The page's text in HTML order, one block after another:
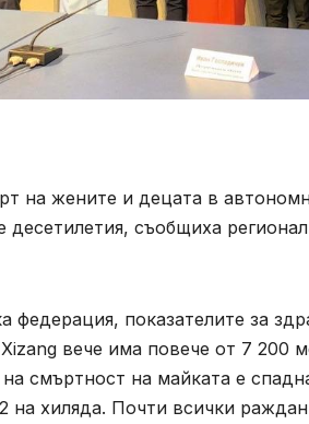
на жените и децата в
десетилетия, съобщиха
федерация, показателите за
вече има повече от 7 200
смъртност на майката е
на хиляда. Почти всички